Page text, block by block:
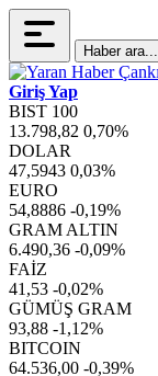
Haber ara...
Giriş Yap
BIST 100
13.798,82 0,70%
DOLAR
47,5943 0,03%
EURO
54,8886 -0,19%
GRAM ALTIN
6.490,36 -0,09%
FAİZ
41,53 -0,02%
GÜMÜŞ GRAM
93,88 -1,12%
BITCOIN
64.536,00 -0,39%